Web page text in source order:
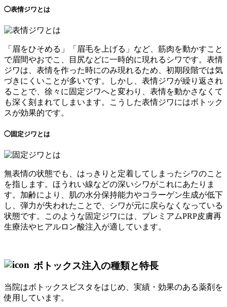
◯表情ジワとは
「眉をひそめる」「眉毛を上げる」など、筋肉を動かすこと
で眉間やおでこ、目尻などに一時的に現れるシワです。表情
ジワは、表情を作った時にのみ現れるため、初期段階では気
づきにくいことが多いです。しかし、表情ジワが繰り返され
ることで、徐々に固定ジワへと変わり、表情を動かさなくて
も深く刻まれてしまいます。こうした表情ジワにはボトック
スが効果的です。
◯固定ジワとは
無表情の状態でも、はっきりと定着してしまったシワのこと
を指します。ほうれい線などの深いシワがこれにあたりま
す。加齢により、肌の水分保持能力やコラーゲン生成が低下
し、弾力が失われたことで、シワが元に戻らなくなっている
状態です。このような固定ジワには、プレミアムPRP皮膚再
生療法やヒアルロン酸注入が適しています。
ボトックス注入の種類と特長
当院はボトックスビスタをはじめ、実績・効果のある薬剤を
使用しています。